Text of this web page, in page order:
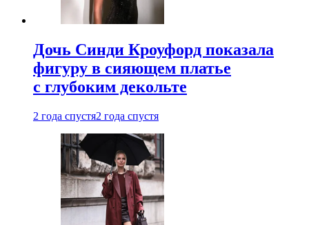
Дочь Синди Кроуфорд показала
фигуру в сияющем платье
с глубоким декольте
2 года спустя2 года спустя